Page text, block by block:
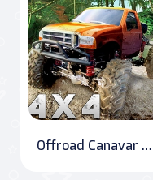
Offroad Canavar Tır Tepesi